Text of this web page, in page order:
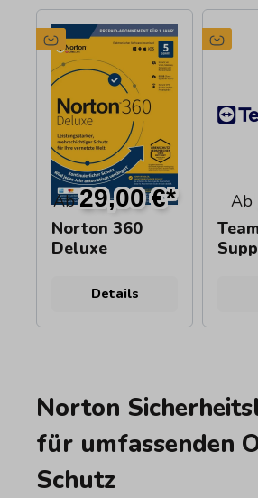
Norton 360
Deluxe
Ab29,00 €*
Details
Ab
Norton
für umfassenden
Schutz